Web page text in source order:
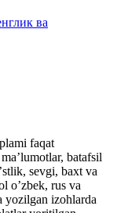
ва
faqat
batafsil
sevgi, baxt va
oʼzbek, rus va
yozilgan izohlarda